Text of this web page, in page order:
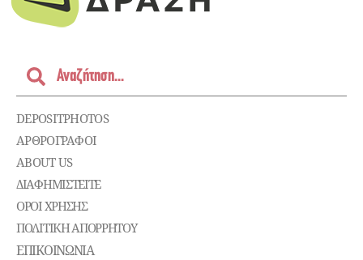
DEPOSITPHOTOS
ΑΡΘΡΟΓΡΑΦΟΙ
ABOUT US
ΔΙΑΦΗΜΙΣΤΕΊΤΕ
ΌΡΟΙ ΧΡΉΣΗΣ
ΠΟΛΙΤΙΚΉ ΑΠΟΡΡΉΤΟΥ
ΕΠΙΚΟΙΝΩΝΊΑ